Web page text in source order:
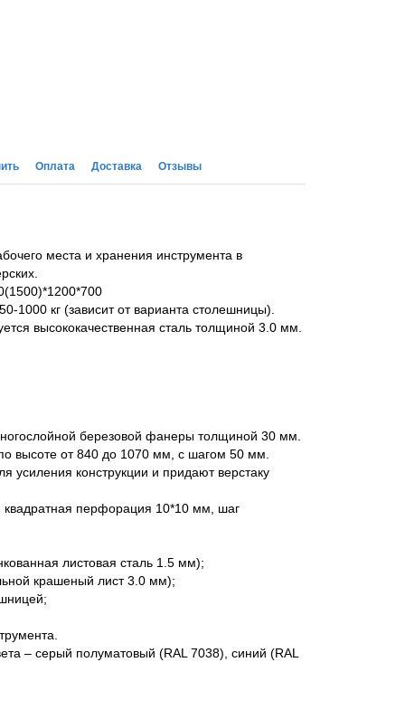
Оплата Доставка Отзывы
места и хранения инструмента в
1000 кг (зависит от варианта столешницы).
высококачественная сталь толщиной 3.0 мм.
березовой фанеры толщиной 30 мм.
высоте от 840 до 1070 мм, с шагом 50 мм.
усиления конструкции и придают верстаку
перфорация 10*10 мм, шаг
листовая сталь 1.5 мм);
крашеный лист 3.0 мм);
– серый полуматовый (RAL 7038), синий (RAL